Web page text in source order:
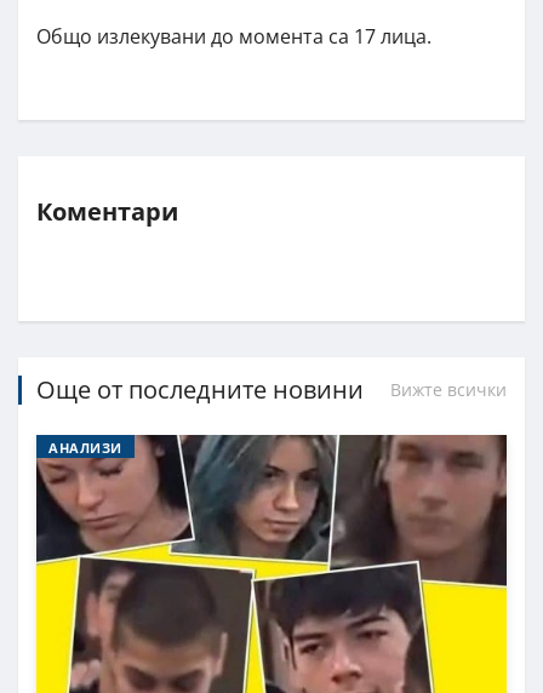
Общо излекувани до момента са 17 лица.
Коментари
Още от последните новини Вижте всички
АНАЛИЗИ